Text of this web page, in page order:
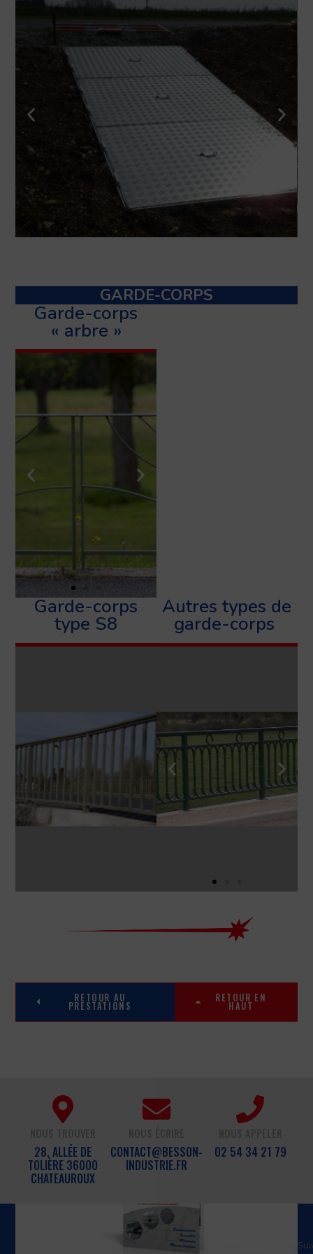
GARDE-CORPS
Garde-corps
« arbre »
Garde-corps
type S8
Autres types de
garde-corps
RETOUR AU
PRESTATIONS
RETOUR EN
HAUT
28, ALLÉE DE
TOLIÈRE 36000
CHATEAUROUX
CONTACT@BESSON-
INDUSTRIE.FR
02 54 34 21 79